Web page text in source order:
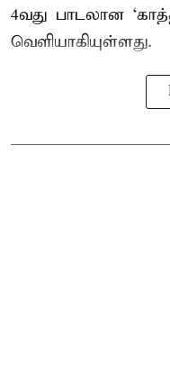
4வது பாடலான
வெளியாகியுள்ளது.